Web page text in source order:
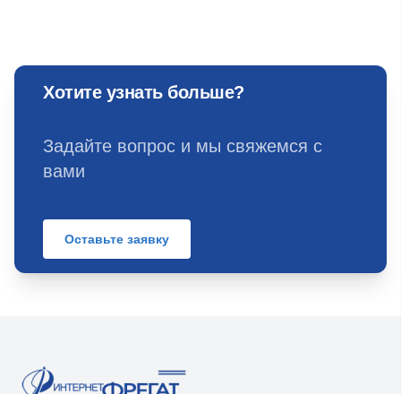
Хотите узнать больше?
Задайте вопрос и мы свяжемся с
вами
Оставьте заявку